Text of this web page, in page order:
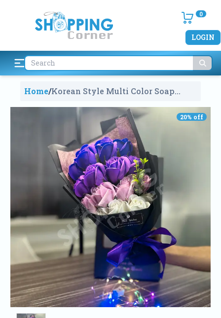
0
LOGIN
Home/Korean Style Multi Color Soap
20% off